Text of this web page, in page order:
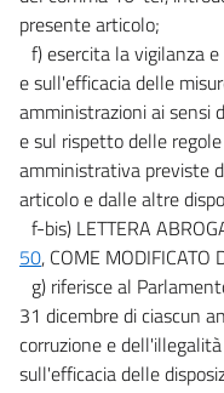
presente articolo;
f) esercita la vigilanza
e sull'efficacia delle
amministrazioni ai sensi
e sul rispetto delle
amministrativa previste
articolo e dalle altre
f-bis) LETTERA
50, COME MODIFICATO
g) riferisce al
31 dicembre di ciascun
corruzione e
sull'efficacia delle